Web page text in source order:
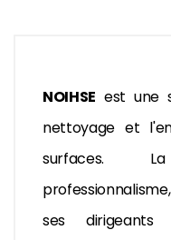
NOIHSE est une
nettoyage et
surfaces.
ses